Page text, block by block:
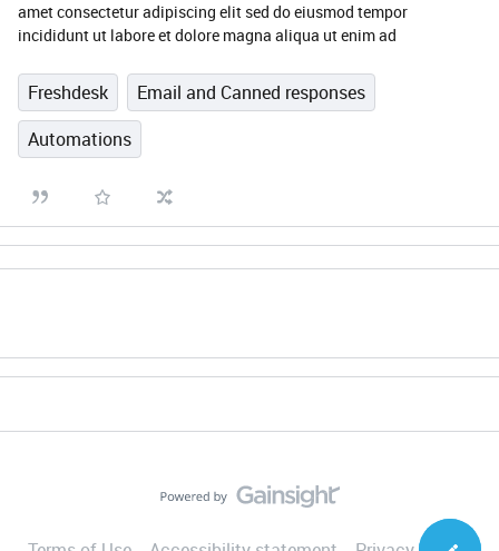
amet consectetur adipiscing elit sed do eiusmod tempor
incididunt ut labore et dolore magna aliqua ut enim ad
Freshdesk
Email and Canned responses
Automations